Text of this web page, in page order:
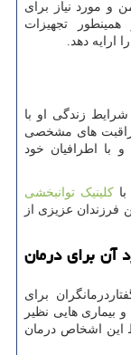
و مورد نیاز برای
تجهیزات
ارایه دهد.
زندگی او با
های مشخصی
و با اطرافیان خود
باکلینیک توانبخشی
فرزندان عزیزی از
آن برای درمان
برای
بیماری هایی نظیر
اشخاص درمان